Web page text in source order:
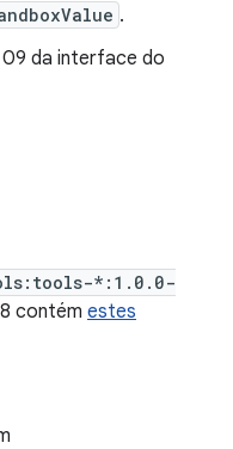
.
da interface do
*:1.0.0-
contém estes